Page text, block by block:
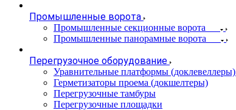
Промышленные ворота
Промышленные секционные ворота
Промышленные панорамные ворота
Перегрузочное оборудование
Уравнительные платформы (доклевеллеры)
Герметизаторы проема (докшелтеры)
Перегрузочные тамбуры
Перегрузочные площадки